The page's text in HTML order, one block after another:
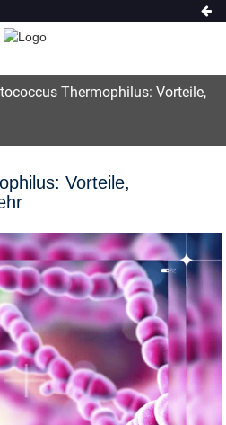
Thermophilus: Vorteile,
Vorteile,